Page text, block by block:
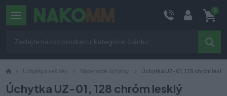
0
Úchytky a vešiaky Nábytkové úchytky Úchytka UZ-01, 128 chróm lesklý
Úchytka UZ-01, 128 chróm lesklý